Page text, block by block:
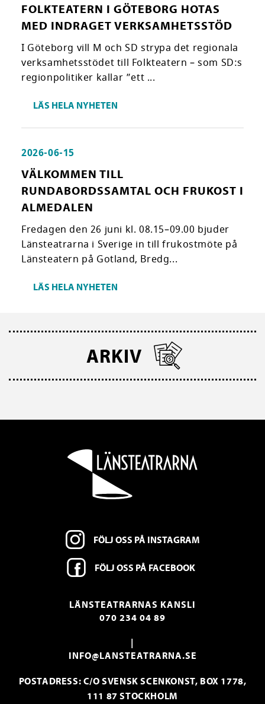
FOLKTEATERN I GÖTEBORG HOTAS
MED INDRAGET VERKSAMHETSSTÖD
I Göteborg vill M och SD strypa det regionala
verksamhetsstödet till Folkteatern – som SD:s
regionpolitiker kallar ”ett ...
LÄS HELA NYHETEN
2026-06-15
VÄLKOMMEN TILL
RUNDABORDSSAMTAL OCH FRUKOST I
ALMEDALEN
Fredagen den 26 juni kl. 08.15–09.00 bjuder
Länsteatrarna i Sverige in till frukostmöte på
Länsteatern på Gotland, Bredg...
LÄS HELA NYHETEN
ARKIV
FÖLJ OSS PÅ INSTAGRAM
FÖLJ OSS PÅ FACEBOOK
LÄNSTEATRARNAS KANSLI
070 234 04 89
|
INFO@LANSTEATRARNA.SE
POSTADRESS: C/O SVENSK SCENKONST, BOX 1778,
111 87 STOCKHOLM